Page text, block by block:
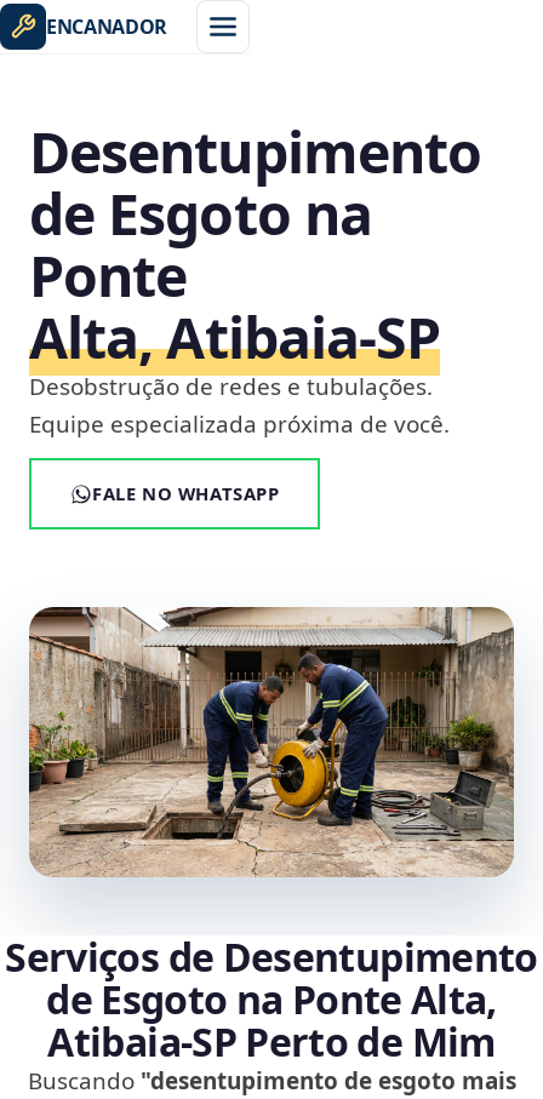
ENCANADOR
Desentupimento
de Esgoto na
Ponte
Alta, Atibaia‑SP
Desobstrução de redes e tubulações.
Equipe especializada próxima de você.
FALE NO WHATSAPP
Serviços de Desentupimento
de Esgoto na Ponte Alta,
Atibaia‑SP Perto de Mim
Buscando "desentupimento de esgoto mais